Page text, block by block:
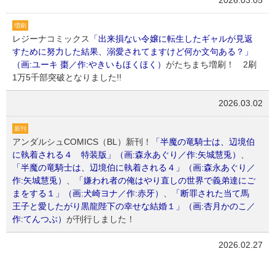
増刷
レジーナコミックス
「出来損ない令嬢に転生したギャルが見返
すために努力した結果、溺愛されてますけど何か文句ある？」
（画:ユーキ 棗／作:やきいもほくほく） がたちまち増刷！ 2刷
1万5千部突破となりました!!
2026.03.02
新刊
アンダルシュCOMICS（BL）新刊！
「半魔の竜騎士は、辺境伯
に執着される４ 特装版」（画:森永あぐり／作:矢城慧兎）
「半魔の竜騎士は、辺境伯に執着される４」（画:森永あぐり／
作:矢城慧兎）
「嫌われ者の俺はやり直しの世界で義弟達にご
まをする１」（画:犬崎ヨナ／作:赤牙）
「断罪された当て馬
王子と愛したがり黒龍陛下の幸せな結婚１」（画:杏月かのこ／
作:てんつぶ） が刊行しました！
2026.02.27